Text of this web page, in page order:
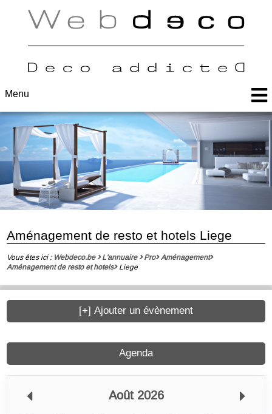
Menu
Aménagement de resto et hotels Liege
Vous êtes ici : Webdeco.be L'annuaire Pro Aménagement
Aménagement de resto et hotels
Liege
Agenda
Août 2026
[+] Ajouter un évènement